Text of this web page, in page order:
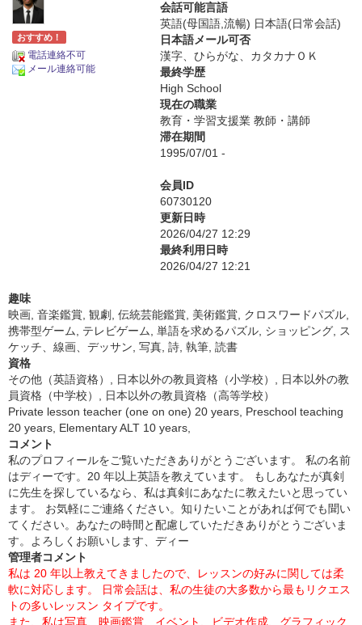
おすすめ！
電話連絡不可
メール連絡可能
会話可能言語
英語(母国語,流暢) 日本語(日常会話)
日本語メール可否
漢字、ひらがな、カタカナＯＫ
最終学歴
High School
現在の職業
教育・学習支援業 教師・講師
滞在期間
1995/07/01 -
会員ID
60730120
更新日時
2026/04/27 12:29
最終利用日時
2026/04/27 12:21
趣味
映画, 音楽鑑賞, 観劇, 伝統芸能鑑賞, 美術鑑賞, クロスワードパズル,
携帯型ゲーム, テレビゲーム, 単語を求めるパズル, ショッピング, ス
ケッチ、線画、デッサン, 写真, 詩, 執筆, 読書
資格
その他（英語資格）, 日本以外の教員資格（小学校）, 日本以外の教
員資格（中学校）, 日本以外の教員資格（高等学校）
Private lesson teacher (one on one) 20 years, Preschool teaching
20 years, Elementary ALT 10 years,
コメント
私のプロフィールをご覧いただきありがとうございます。 私の名前
はディーです。20 年以上英語を教えています。 もしあなたが真剣
に先生を探しているなら、私は真剣にあなたに教えたいと思ってい
ます。 お気軽にご連絡ください。知りたいことがあれば何でも聞い
てください。あなたの時間と配慮していただきありがとうございま
す。よろしくお願いします、ディー
管理者コメント
私は 20 年以上教えてきましたので、レッスンの好みに関しては柔
軟に対応します。 日常会話は、私の生徒の大多数から最もリクエス
トの多いレッスン タイプです。
また、私は写真、映画鑑賞、イベント、ビデオ作成、グラフィック